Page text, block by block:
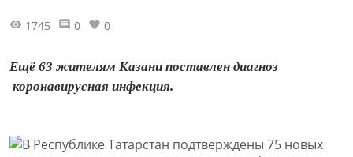
1745 0 0
Ещё 63 жителям Казани поставлен диагноз
коронавирусная инфекция.